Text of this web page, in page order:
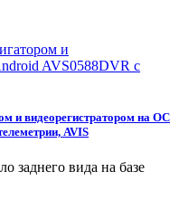
и видеорегистратором на ОС
AVIS
заднего вида на базе